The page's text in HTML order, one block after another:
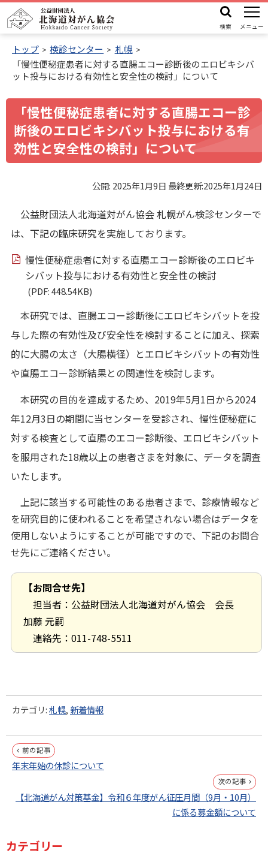
文
ー
益
財
団
法
人
北
海
道
対
が
協
会
メ
ュ
ー
検索 メニュー
トップ 検診センター
札幌
「慢性便秘症患者に対する直腸エコー診断後のエロビキシバ
ット投与における有効性と安全性の検討」について
「慢性便秘症患者に対する直腸エコー診
断後のエロビキシバット投与における有
効性と安全性の検討」について
公開: 2025年1月9日 最終更新:2025年1月24日
公益財団法人北海道対がん協会 札幌がん検診センターで
は、下記の臨床研究を実施しております。
慢性便秘症患者に対する直腸エコー診断後のエロビキ
シバット投与における有効性と安全性の検討
(PDF: 448.54KB)
本研究では、直腸エコー診断後にエロビキシバットを投
与した際の有効性及び安全性を検討することに加え、探索
的に大腸の太さ（大腸横径）とエロビキシバットの有効性
や直腸エコー診断結果との関連性を検討します。
本研究の目的を達成するため、2019年5月1日から2024
年12月3日の期間に当センターを受診され、慢性便秘症に
対する検査として直腸のエコー診断後、エロビキシバット
を服用された18歳以上の患者さまを対象に、データを調査
いたします。
上記に該当する可能性のある患者さまで、診療情報など
を研究目的に使われることを希望されない場合はデータを
使用しないようにすることが可能ですので、下記のお問合
せ先にご連絡ください。
【お問合せ先】
担当者：公益財団法人北海道対がん協会 会長
加藤 元嗣
連絡先：011-748-5511
カテゴリ:札幌, 新着情報
投
稿
ナ
ゲ
前の記事
年末年始の休診について
次の記事
【北海道がん対策基金】令和６年度がん征圧月間（9月・10月）
に係る募金額について
カテゴリー